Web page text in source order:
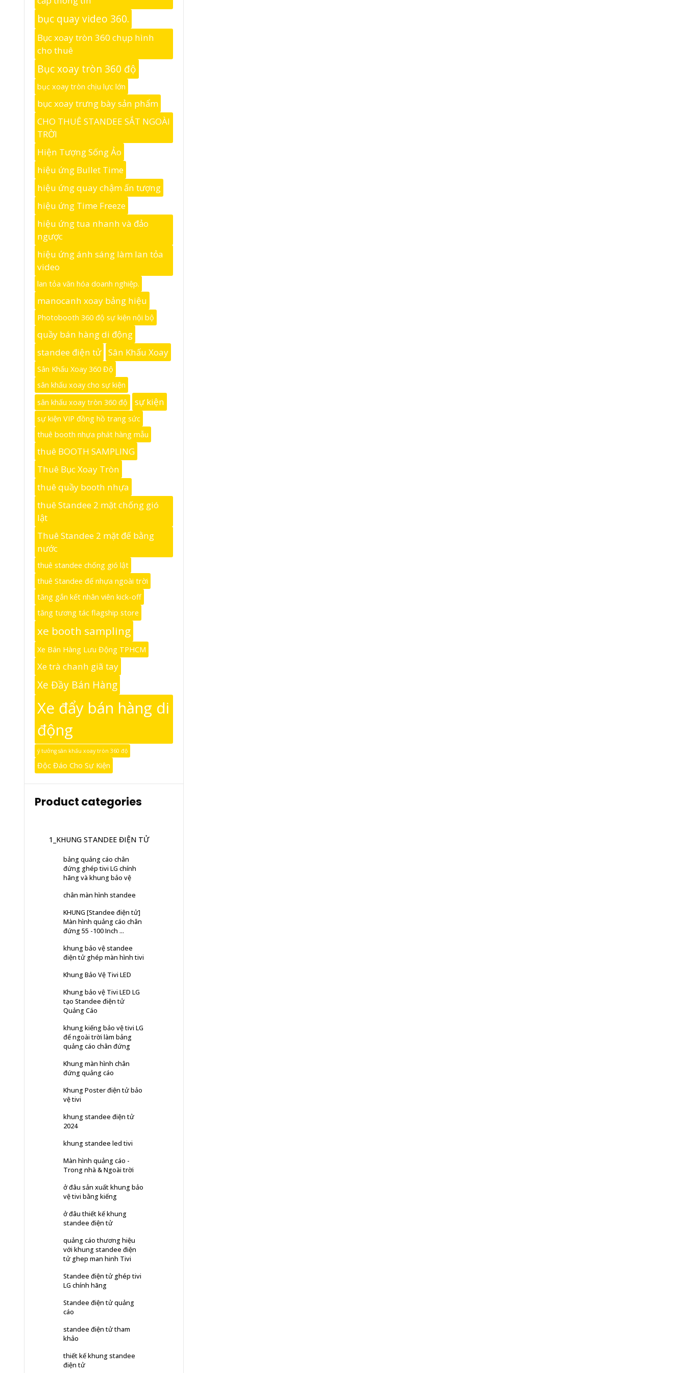
bục quay video 360.
Bục xoay tròn 360 chụp hình
cho thuê
Bục xoay tròn 360 độ
bục xoay tròn chịu lực lớn
bục xoay trưng bày sản phẩm
CHO THUÊ STANDEE SẮT NGOÀI
TRỜI
Hiện Tượng Sống Ảo
hiệu ứng Bullet Time
hiệu ứng quay chậm ấn tượng
hiệu ứng Time Freeze
hiệu ứng tua nhanh và đảo
ngược
hiệu ứng ánh sáng làm lan tỏa
video
lan tỏa văn hóa doanh nghiệp.
manocanh xoay bảng hiệu
Photobooth 360 độ sự kiện nội bộ
quầy bán hàng di động
standee điện tử
Sân Khấu Xoay
Sân Khấu Xoay 360 Độ
sân khấu xoay cho sự kiện
sân khấu xoay tròn 360 độ
sự kiện
sự kiện VIP đồng hồ trang sức
thuê booth nhựa phát hàng mẫu
thuê BOOTH SAMPLING
Thuê Bục Xoay Tròn
thuê quầy booth nhựa
thuê Standee 2 mặt chống gió
lật
Thuê Standee 2 mặt đế bằng
nước
thuê standee chống gió lật
thuê Standee đế nhựa ngoài trời
tăng gắn kết nhân viên kick-off
tăng tương tác flagship store
xe booth sampling
Xe Bán Hàng Lưu Động TPHCM
Xe trà chanh giã tay
Xe Đầy Bán Hàng
Xe đẩy bán hàng di
động
ý tưởng sân khấu xoay tròn 360 độ
Độc Đáo Cho Sự Kiện
Product categories
1_KHUNG STANDEE ĐIỆN TỬ
bảng quảng cáo chân
đứng ghép tivi LG chính
hãng và khung bảo vệ
chân màn hình standee
KHUNG [Standee điện tử]
Màn hình quảng cáo chân
đứng 55 -100 Inch ...
khung bảo vệ standee
điện tử ghép màn hình tivi
Khung Bảo Vệ Tivi LED
Khung bảo vệ Tivi LED LG
tạo Standee điện tử
Quảng Cáo
khung kiếng bảo vệ tivi LG
để ngoài trời làm bảng
quảng cáo chân đứng
Khung màn hình chân
đứng quảng cáo
Khung Poster điện tử bảo
vệ tivi
khung standee điện tử
2024
khung standee led tivi
Màn hình quảng cáo -
Trong nhà & Ngoài trời
ở đâu sản xuất khung bảo
vệ tivi bằng kiếng
ở đâu thiết kế khung
standee điện tử
quảng cáo thương hiệu
với khung standee điện
tử ghep man hinh Tivi
Standee điện tử ghép tivi
LG chính hãng
Standee điện tử quảng
cáo
standee điện tử tham
khảo
thiết kế khung standee
điện tử